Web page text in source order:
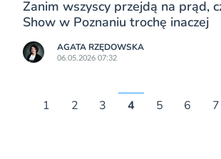
Zanim wszyscy przejdą na prąd,
Show w Poznaniu trochę inaczej
AGATA RZĘDOWSKA
06.05.2026 07:32
1 2 3 4 5 6 7